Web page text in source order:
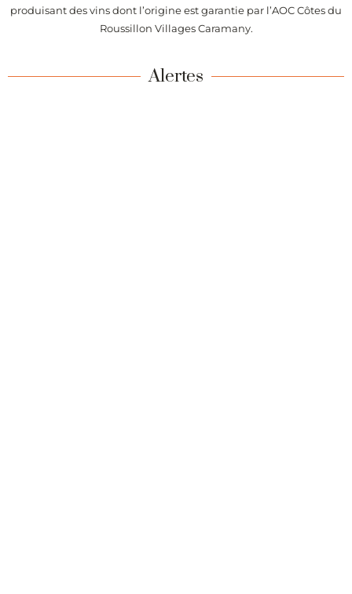
produisant des vins dont l’origine est garantie par l’AOC Côtes du
Roussillon Villages Caramany.
Alertes